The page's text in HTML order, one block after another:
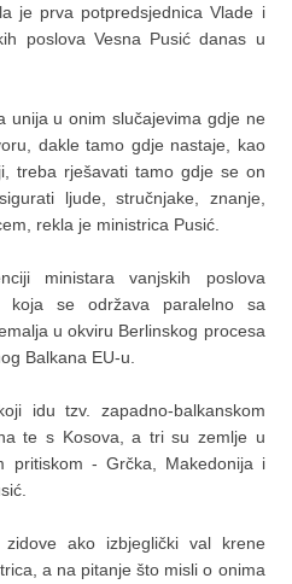
je prva potpredsjednica Vlade i
poslova Vesna Pusić danas u
unija u onim slučajevima gdje ne
dakle tamo gdje nastaje, kao
treba rješavati tamo gdje se on
ljude, stručnjake, znanje,
rekla je ministrica Pusić.
ministara vanjskih poslova
koja se održava paralelno sa
u okviru Berlinskog procesa
Balkana EU-u.
idu tzv. zapadno-balkanskom
te s Kosova, a tri su zemlje u
pritiskom - Grčka, Makedonija i
ako izbjeglički val krene
a na pitanje što misli o onima